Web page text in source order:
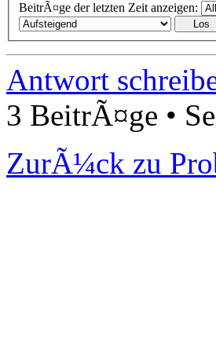
BeitrÃ¤ge der letzten Zeit anzeigen:
Antwort
3 BeitrÃ¤ge •
ZurÃ¼ck zu